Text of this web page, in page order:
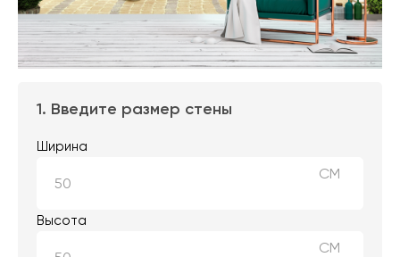
1. Введите размер стены
Ширина
СМ
Высота
СМ